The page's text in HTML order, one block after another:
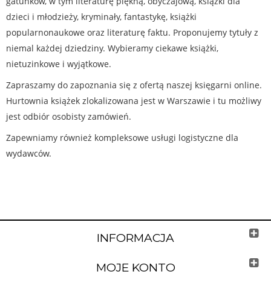
dzieci i młodzieży, kryminały, fantastykę, książki
popularnonaukowe oraz literaturę faktu. Proponujemy tytuły z
niemal każdej dziedziny. Wybieramy ciekawe książki,
nietuzinkowe i wyjątkowe.
Zapraszamy do zapoznania się z ofertą naszej księgarni online.
Hurtownia książek zlokalizowana jest w Warszawie i tu możliwy
jest odbiór osobisty zamówień.
Zapewniamy również kompleksowe usługi logistyczne dla
wydawców.
INFORMACJA
MOJE KONTO